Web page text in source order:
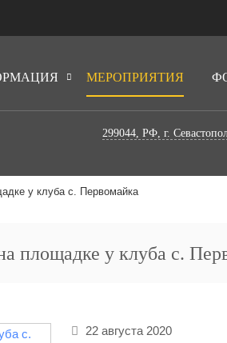
МЕРОПРИЯТИЯ
299044, РФ, г.
у клуба с. Первомайка
площадке у клуба с.
22 августа 2020